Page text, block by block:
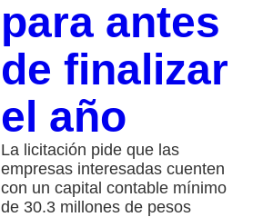
para antes
de finalizar
el año
La licitación pide que las
empresas interesadas cuenten
con un capital contable mínimo
de 30.3 millones de pesos